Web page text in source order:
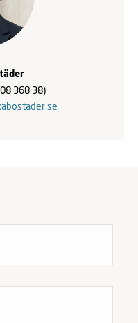
368 38)